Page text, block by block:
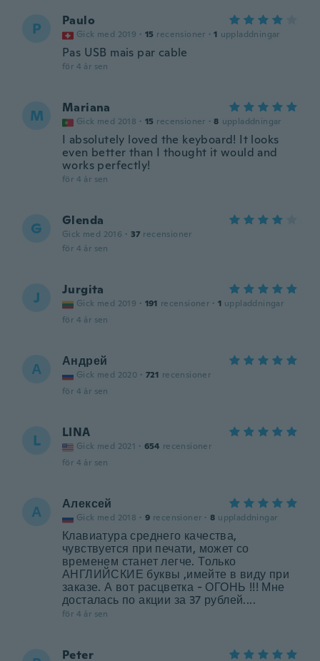
P Paulo
Gick med 2019 · 15 recensioner · 1 uppladdningar
Pas USB mais par cable
för 4 år sen
M Mariana
Gick med 2018 · 15 recensioner · 8 uppladdningar
I absolutely loved the keyboard! It looks
even better than I thought it would and
works perfectly!
för 4 år sen
G Glenda
Gick med 2016 · 37 recensioner
för 4 år sen
J Jurgita
Gick med 2019 · 191 recensioner · 1 uppladdningar
för 4 år sen
А Андрей
Gick med 2020 · 721 recensioner
för 4 år sen
L LINA
Gick med 2021 · 654 recensioner
för 4 år sen
А Алексей
Gick med 2018 · 9 recensioner · 8 uppladdningar
Клавиатура среднего качества,
чувствуется при печати, может со
временем станет легче. Только
АНГЛИЙСКИЕ буквы ,имейте в виду при
заказе. А вот расцветка - ОГОНЬ !!! Мне
досталась по акции за 37 рублей....
för 4 år sen
Peter